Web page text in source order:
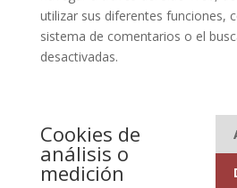
utilizar sus diferentes funciones,
sistema de comentarios o el
desactivadas.
Cookies de
análisis o
medición